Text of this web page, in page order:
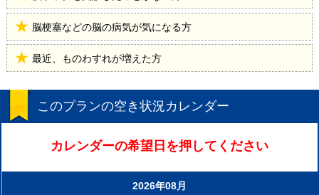
脳梗塞などの脳の病気が気になる方
最近、ものわすれが増えた方
このプランの空き状況カレンダー
カレンダーの希望日を押してください
2026年08月